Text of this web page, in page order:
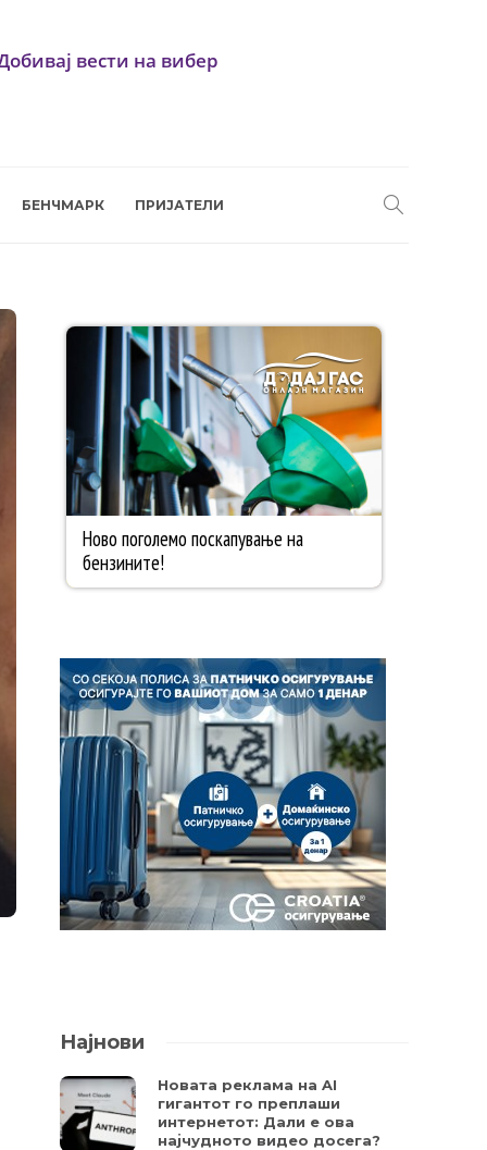
вести на вибер
БЕНЧМАРК ПРИЈАТЕЛИ
Најнови
Новата реклама на AI
гигантот го преплаши
интернетот: Дали е ова
најчудното видео досега?